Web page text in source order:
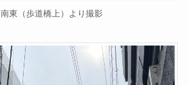
南東（歩道橋上）より撮影